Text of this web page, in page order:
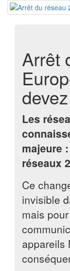
Arrêt
Les
majeure
réseaux
Ce
invisible
mais
appareils